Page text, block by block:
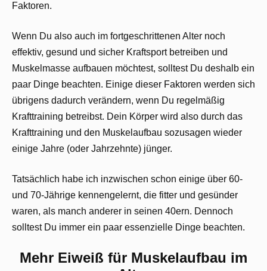
Faktoren.
Wenn Du also auch im fortgeschrittenen Alter noch
effektiv, gesund und sicher Kraftsport betreiben und
Muskelmasse aufbauen möchtest, solltest Du deshalb ein
paar Dinge beachten. Einige dieser Faktoren werden sich
übrigens dadurch verändern, wenn Du regelmäßig
Krafttraining betreibst. Dein Körper wird also durch das
Krafttraining und den Muskelaufbau sozusagen wieder
einige Jahre (oder Jahrzehnte) jünger.
Tatsächlich habe ich inzwischen schon einige über 60-
und 70-Jährige kennengelernt, die fitter und gesünder
waren, als manch anderer in seinen 40ern. Dennoch
solltest Du immer ein paar essenzielle Dinge beachten.
Mehr Eiweiß für Muskelaufbau im